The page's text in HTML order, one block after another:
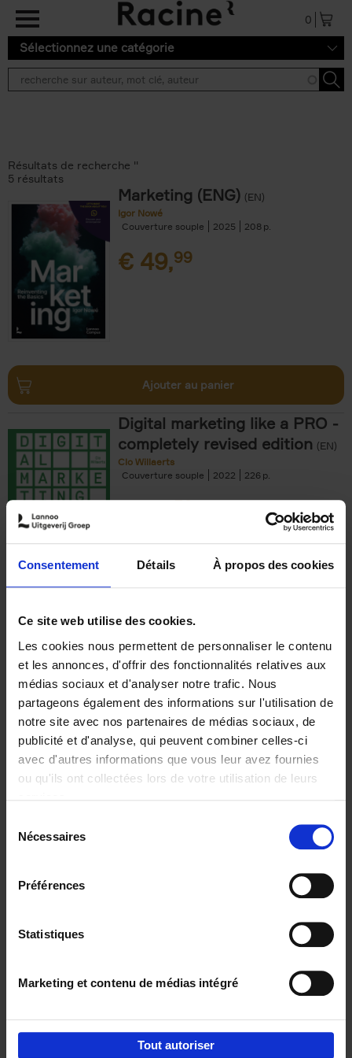
Consentement Détails À propos des cookies
Ce site web utilise des cookies.
Les cookies nous permettent de personnaliser le contenu
et les annonces, d'offrir des fonctionnalités relatives aux
médias sociaux et d'analyser notre trafic. Nous
partageons également des informations sur l'utilisation de
notre site avec nos partenaires de médias sociaux, de
publicité et d'analyse, qui peuvent combiner celles-ci
avec d'autres informations que vous leur avez fournies
ou qu'ils ont collectées lors de votre utilisation de leurs
Nécessaires
Préférences
Statistiques
Marketing et contenu de médias intégré
Tout autoriser
Aller au contenu principal
0
Sélectionnez une catégorie
Résultats de recherche ''
5 résultats
Marketing (ENG) (EN)
Igor Nowé
Couverture souple
2025 208
€ 49,99
Ajouter au panier
Digital marketing like a PRO -
completely revised edition (EN)
Clo Willaerts
Couverture souple
2022 226
€35,50
The Offer You Can't
Refuse
Steven Van Belleghem
Couverture souple
2020 256
€37,50
Building Bonds = Building